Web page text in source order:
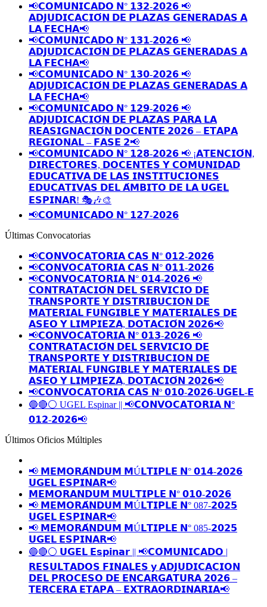
📢𝗖𝗢𝗠𝗨𝗡𝗜𝗖𝗔𝗗𝗢 𝗡° 𝟭𝟯𝟮-𝟮𝟬𝟮𝟲 📢
𝗔𝗗𝗝𝗨𝗗𝗜𝗖𝗔𝗖𝗜𝗢́𝗡 𝗗𝗘 𝗣𝗟𝗔𝗭𝗔𝗦 𝗚𝗘𝗡𝗘𝗥𝗔𝗗𝗔𝗦 𝗔
𝗟𝗔 𝗙𝗘𝗖𝗛𝗔📢
📢𝗖𝗢𝗠𝗨𝗡𝗜𝗖𝗔𝗗𝗢 𝗡° 𝟭𝟯𝟭-𝟮𝟬𝟮𝟲 📢
𝗔𝗗𝗝𝗨𝗗𝗜𝗖𝗔𝗖𝗜𝗢́𝗡 𝗗𝗘 𝗣𝗟𝗔𝗭𝗔𝗦 𝗚𝗘𝗡𝗘𝗥𝗔𝗗𝗔𝗦 𝗔
𝗟𝗔 𝗙𝗘𝗖𝗛𝗔📢
📢𝗖𝗢𝗠𝗨𝗡𝗜𝗖𝗔𝗗𝗢 𝗡° 𝟭𝟯𝟬-𝟮𝟬𝟮𝟲 📢
𝗔𝗗𝗝𝗨𝗗𝗜𝗖𝗔𝗖𝗜𝗢́𝗡 𝗗𝗘 𝗣𝗟𝗔𝗭𝗔𝗦 𝗚𝗘𝗡𝗘𝗥𝗔𝗗𝗔𝗦 𝗔
𝗟𝗔 𝗙𝗘𝗖𝗛𝗔📢
📢𝗖𝗢𝗠𝗨𝗡𝗜𝗖𝗔𝗗𝗢 𝗡° 𝟭𝟮𝟵-𝟮𝟬𝟮𝟲 📢
𝗔𝗗𝗝𝗨𝗗𝗜𝗖𝗔𝗖𝗜𝗢́𝗡 𝗗𝗘 𝗣𝗟𝗔𝗭𝗔𝗦 𝗣𝗔𝗥𝗔 𝗟𝗔
𝗥𝗘𝗔𝗦𝗜𝗚𝗡𝗔𝗖𝗜𝗢́𝗡 𝗗𝗢𝗖𝗘𝗡𝗧𝗘 𝟮𝟬𝟮𝟲 – 𝗘𝗧𝗔𝗣𝗔
𝗥𝗘𝗚𝗜𝗢𝗡𝗔𝗟 – 𝗙𝗔𝗦𝗘 𝟮📢
📢𝗖𝗢𝗠𝗨𝗡𝗜𝗖𝗔𝗗𝗢 𝗡° 𝟭𝟮𝟴-𝟮𝟬𝟮𝟲 📢 ¡𝗔𝗧𝗘𝗡𝗖𝗜𝗢́𝗡,
𝗗𝗜𝗥𝗘𝗖𝗧𝗢𝗥𝗘𝗦, 𝗗𝗢𝗖𝗘𝗡𝗧𝗘𝗦 𝗬 𝗖𝗢𝗠𝗨𝗡𝗜𝗗𝗔𝗗
𝗘𝗗𝗨𝗖𝗔𝗧𝗜𝗩𝗔 𝗗𝗘 𝗟𝗔𝗦 𝗜𝗡𝗦𝗧𝗜𝗧𝗨𝗖𝗜𝗢𝗡𝗘𝗦
𝗘𝗗𝗨𝗖𝗔𝗧𝗜𝗩𝗔𝗦 𝗗𝗘𝗟 𝗔́𝗠𝗕𝗜𝗧𝗢 𝗗𝗘 𝗟𝗔 𝗨𝗚𝗘𝗟
𝗘𝗦𝗣𝗜𝗡𝗔𝗥! 🎭🎶🎨
📢𝗖𝗢𝗠𝗨𝗡𝗜𝗖𝗔𝗗𝗢 𝗡° 𝟭𝟮𝟳-𝟮𝟬𝟮𝟲
Últimas Convocatorias
📢𝗖𝗢𝗡𝗩𝗢𝗖𝗔𝗧𝗢𝗥𝗜𝗔 𝗖𝗔𝗦 𝗡° 𝟬𝟭𝟮-𝟮𝟬𝟮𝟲
📢𝗖𝗢𝗡𝗩𝗢𝗖𝗔𝗧𝗢𝗥𝗜𝗔 𝗖𝗔𝗦 𝗡° 𝟬𝟭𝟭-𝟮𝟬𝟮𝟲
📢𝗖𝗢𝗡𝗩𝗢𝗖𝗔𝗧𝗢𝗥𝗜𝗔 𝗡° 𝟬𝟭𝟰-𝟮𝟬𝟮𝟲 📢
𝗖𝗢𝗡𝗧𝗥𝗔𝗧𝗔𝗖𝗜𝗢́𝗡 𝗗𝗘𝗟 𝗦𝗘𝗥𝗩𝗜𝗖𝗜𝗢 𝗗𝗘
𝗧𝗥𝗔𝗡𝗦𝗣𝗢𝗥𝗧𝗘 𝗬 𝗗𝗜𝗦𝗧𝗥𝗜𝗕𝗨𝗖𝗜𝗢𝗡 𝗗𝗘
𝗠𝗔𝗧𝗘𝗥𝗜𝗔𝗟 𝗙𝗨𝗡𝗚𝗜𝗕𝗟𝗘 𝗬 𝗠𝗔𝗧𝗘𝗥𝗜𝗔𝗟𝗘𝗦 𝗗𝗘
𝗔𝗦𝗘𝗢 𝗬 𝗟𝗜𝗠𝗣𝗜𝗘𝗭𝗔, 𝗗𝗢𝗧𝗔𝗖𝗜𝗢́𝗡 𝟮𝟬𝟮𝟲📢
📢𝗖𝗢𝗡𝗩𝗢𝗖𝗔𝗧𝗢𝗥𝗜𝗔 𝗡° 𝟬𝟭𝟯-𝟮𝟬𝟮𝟲 📢
𝗖𝗢𝗡𝗧𝗥𝗔𝗧𝗔𝗖𝗜𝗢́𝗡 𝗗𝗘𝗟 𝗦𝗘𝗥𝗩𝗜𝗖𝗜𝗢 𝗗𝗘
𝗧𝗥𝗔𝗡𝗦𝗣𝗢𝗥𝗧𝗘 𝗬 𝗗𝗜𝗦𝗧𝗥𝗜𝗕𝗨𝗖𝗜𝗢𝗡 𝗗𝗘
𝗠𝗔𝗧𝗘𝗥𝗜𝗔𝗟 𝗙𝗨𝗡𝗚𝗜𝗕𝗟𝗘 𝗬 𝗠𝗔𝗧𝗘𝗥𝗜𝗔𝗟𝗘𝗦 𝗗𝗘
𝗔𝗦𝗘𝗢 𝗬 𝗟𝗜𝗠𝗣𝗜𝗘𝗭𝗔, 𝗗𝗢𝗧𝗔𝗖𝗜𝗢́𝗡 𝟮𝟬𝟮𝟲📢
📢𝗖𝗢𝗡𝗩𝗢𝗖𝗔𝗧𝗢𝗥𝗜𝗔 𝗖𝗔𝗦 𝗡º 𝟬𝟭𝟬-𝟮𝟬𝟮𝟲-𝗨𝗚𝗘𝗟-𝗘
🔵🔴⚪️ UGEL Espinar || 📢𝗖𝗢𝗡𝗩𝗢𝗖𝗔𝗧𝗢𝗥𝗜𝗔 𝗡°
𝟬𝟭𝟮-𝟮𝟬𝟮𝟲📢
Últimos Oficios Múltiples
📢 𝗠𝗘𝗠𝗢𝗥𝗔́𝗡𝗗𝗨𝗠 𝗠Ú𝗟𝗧𝗜𝗣𝗟𝗘 𝗡° 𝟬𝟭𝟰-𝟮𝟬𝟮𝟲
𝗨𝗚𝗘𝗟 𝗘𝗦𝗣𝗜𝗡𝗔𝗥📢
𝗠𝗘𝗠𝗢𝗥𝗔𝗡𝗗𝗨𝗠 𝗠𝗨𝗟𝗧𝗜𝗣𝗟𝗘 𝗡° 𝟬𝟭𝟬-𝟮𝟬𝟮𝟲
📢 𝗠𝗘𝗠𝗢𝗥𝗔́𝗡𝗗𝗨𝗠 𝗠Ú𝗟𝗧𝗜𝗣𝗟𝗘 𝗡° 087-𝟮𝟬𝟮𝟱
𝗨𝗚𝗘𝗟 𝗘𝗦𝗣𝗜𝗡𝗔𝗥📢
📢 𝗠𝗘𝗠𝗢𝗥𝗔́𝗡𝗗𝗨𝗠 𝗠Ú𝗟𝗧𝗜𝗣𝗟𝗘 𝗡° 085-𝟮𝟬𝟮𝟱
𝗨𝗚𝗘𝗟 𝗘𝗦𝗣𝗜𝗡𝗔𝗥📢
🔵🔴⚪️ 𝗨𝗚𝗘𝗟 𝗘𝘀𝗽𝗶𝗻𝗮𝗿 || 📢𝗖𝗢𝗠𝗨𝗡𝗜𝗖𝗔𝗗𝗢 |
𝗥𝗘𝗦𝗨𝗟𝗧𝗔𝗗𝗢𝗦 𝗙𝗜𝗡𝗔𝗟𝗘𝗦 𝘆 𝗔𝗗𝗝𝗨𝗗𝗜𝗖𝗔𝗖𝗜𝗢𝗡
𝗗𝗘𝗟 𝗣𝗥𝗢𝗖𝗘𝗦𝗢 𝗗𝗘 𝗘𝗡𝗖𝗔𝗥𝗚𝗔𝗧𝗨𝗥𝗔 𝟮𝟬𝟮𝟲 –
𝗧𝗘𝗥𝗖𝗘𝗥𝗔 𝗘𝗧𝗔𝗣𝗔 – 𝗘𝗫𝗧𝗥𝗔𝗢𝗥𝗗𝗜𝗡𝗔𝗥𝗜𝗔📢